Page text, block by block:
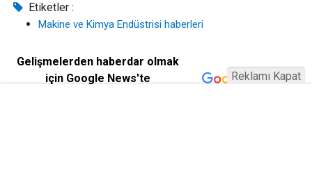
Etiketler :
Makine ve Kimya Endüstrisi haberleri
Gelişmelerden haberdar olmak
için Google News'te
Reklamı Kapat